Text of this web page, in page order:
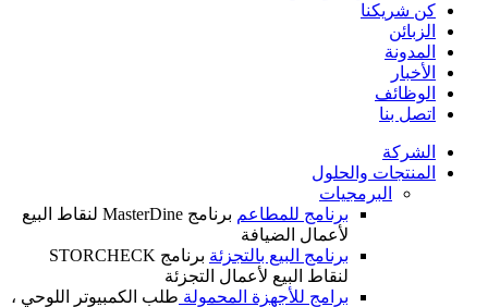
كن شريكنا
الزبائن
المدونة
الأخبار
الوظائف
اتصل بنا
الشركة
المنتجات والحلول
البرمجيات
برنامج للمطاعم
برنامج MasterDine لنقاط البيع
لأعمال الضيافة
برنامج البيع بالتجزئة
برنامج STORCHECK
لنقاط البيع لأعمال التجزئة
برامج للأجهزة المحمولة طلب الكمبيوتر اللوحي ،